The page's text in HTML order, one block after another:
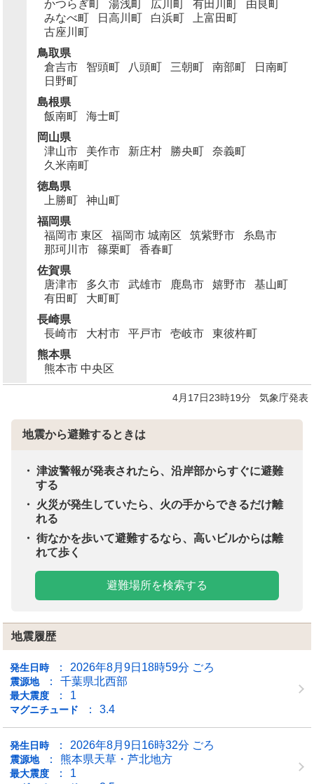
かつらぎ町 湯浅町 広川町 有田川町
由良町
みなべ町
日高川町 白浜町
上富田町
古座川町
鳥取県
倉吉市
智頭町 八頭町 三朝町 南部町
日南町
日野町
島根県
飯南町
海士町
岡山県
津山市
美作市 新庄村 勝央町
奈義町
久米南町
徳島県
上勝町
神山町
福岡県
福岡市 東区
福岡市 城南区 筑紫野市
糸島市
那珂川市
篠栗町
香春町
佐賀県
唐津市
多久市 武雄市 鹿島市 嬉野市
基山町
有田町
大町町
長崎県
長崎市
大村市 平戸市 壱岐市
東彼杵町
熊本県
熊本市 中央区
4月17日23時19分 気象庁発表
地震から避難するときは
津波警報が発表されたら、沿岸部からすぐに避難
する
火災が発生していたら、火の手からできるだけ離
れる
街なかを歩いて避難するなら、高いビルからは離
れて歩く
避難場所を検索する
地震履歴
発生日時 2026年8月9日18時59分 ごろ
震源地 千葉県北西部
最大震度 1
マグニチュード 3.4
発生日時 2026年8月9日16時32分 ごろ
震源地 熊本県天草・芦北地方
最大震度 1